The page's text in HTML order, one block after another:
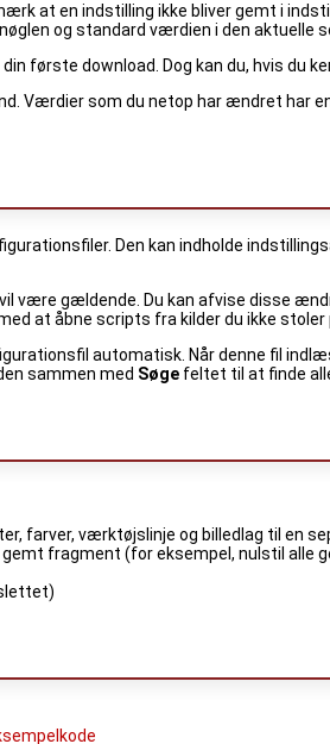
at en indstilling ikke bliver gemt i
og standard værdien i den aktuelle
første download. Dog kan du, hvis du
som du netop har ændret har
Den kan indholde
være gældende. Du kan afvise disse
at åbne scripts fra kilder du ikke stoler
automatisk. Når denne fil
sammen med Søge feltet til at finde
farver, værktøjslinje og billedlag til en
fragment (for eksempel, nulstil